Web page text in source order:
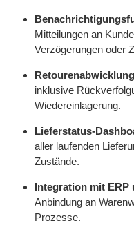
Mitteilungen an
Verzögerungen oder
inklusive
Wiedereinlagerung.
Lieferstatus-
aller laufenden
Zustände.
Integration mit ERP
Anbindung an
Prozesse.